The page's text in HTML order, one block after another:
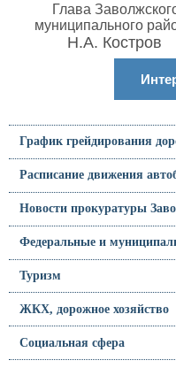
Глава
муниципального
Н.А. Костров
График грейдирования
Расписание движения
Новости прокуратуры
Федеральные и
Туризм
ЖКХ, дорожное хозяйство
Социальная сфера